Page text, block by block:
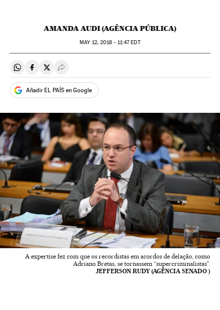
AMANDA AUDI (AGÊNCIA PÚBLICA)
MAY12, 2018 - 11:47EDT
Compartir en Whatsapp
Compartir en Facebook
Compartir en Twitter
Desplegar Redes Sociales
Añadir EL PAÍS en Google
A expertise fez com que os recordistas em acordos de delação, como
Adriano Bretas, se tornassem “supercriminalistas”.
JEFFERSON RUDY (AGÊNCIA SENADO )